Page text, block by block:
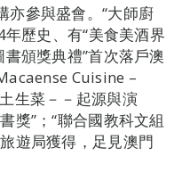
亦參與盛會。“大師廚
歷史、有“美食美酒界
頒獎典禮”首次落戶澳
Cuisine –
生菜－－起源與演
獎”；“聯合國教科文組
遊局獲得，足見澳門